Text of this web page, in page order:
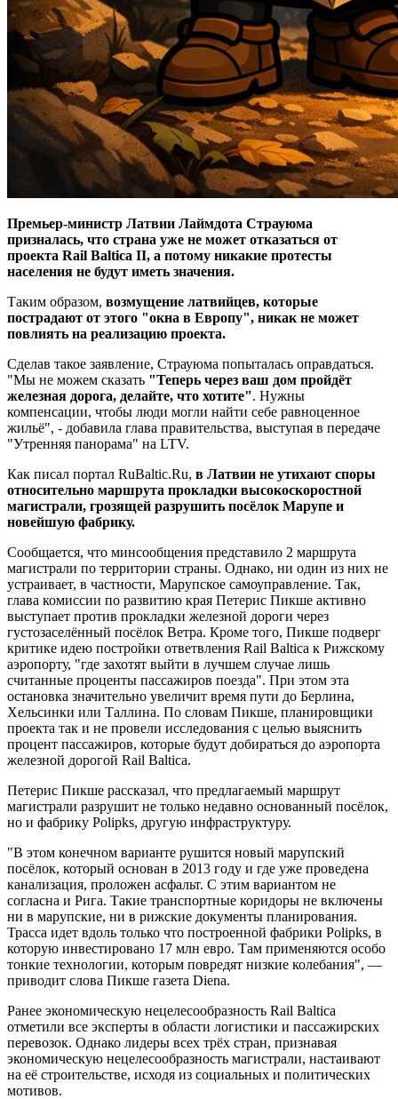
Премьер-министр Латвии Лаймдота Страуюма
призналась, что страна уже не может отказаться от
проекта Rail Baltica II, а потому никакие протесты
населения не будут иметь значения.
Таким образом, возмущение латвийцев, которые
пострадают от этого "окна в Европу", никак не может
повлиять на реализацию проекта.
Сделав такое заявление, Страуюма попыталась оправдаться.
"Мы не можем сказать "Теперь через ваш дом пройдёт
железная дорога, делайте, что хотите". Нужны
компенсации, чтобы люди могли найти себе равноценное
жильё", - добавила глава правительства, выступая в передаче
"Утренняя панорама" на LTV.
Как писал портал RuBaltic.Ru, в Латвии не утихают споры
относительно маршрута прокладки высокоскоростной
магистрали, грозящей разрушить посёлок Марупе и
новейшую фабрику.
Сообщается, что минсообщения представило 2 маршрута
магистрали по территории страны. Однако, ни один из них не
устраивает, в частности, Марупское самоуправление. Так,
глава комиссии по развитию края Петерис Пикше активно
выступает против прокладки железной дороги через
густозаселённый посёлок Ветра. Кроме того, Пикше подверг
критике идею постройки ответвления Rail Baltica к Рижскому
аэропорту, "где захотят выйти в лучшем случае лишь
считанные проценты пассажиров поезда". При этом эта
остановка значительно увеличит время пути до Берлина,
Хельсинки или Таллина. По словам Пикше, планировщики
проекта так и не провели исследования с целью выяснить
процент пассажиров, которые будут добираться до аэропорта
железной дорогой Rail Baltica.
Петерис Пикше рассказал, что предлагаемый маршрут
магистрали разрушит не только недавно основанный посёлок,
но и фабрику Polipks, другую инфраструктуру.
"В этом конечном варианте рушится новый марупский
посёлок, который основан в 2013 году и где уже проведена
канализация, проложен асфальт. С этим вариантом не
согласна и Рига. Такие транспортные коридоры не включены
ни в марупские, ни в рижские документы планирования.
Трасса идет вдоль только что построенной фабрики Polipks, в
которую инвестировано 17 млн евро. Там применяются особо
тонкие технологии, которым повредят низкие колебания", —
приводит слова Пикше газета Diena.
Ранее экономическую нецелесообразность Rail Baltica
отметили все эксперты в области логистики и пассажирских
перевозок. Однако лидеры всех трёх стран, признавая
экономическую нецелесообразность магистрали, настаивают
на её строительстве, исходя из социальных и политических
мотивов.